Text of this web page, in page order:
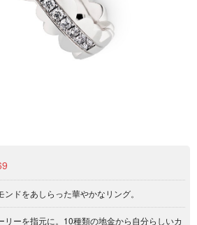
ドをあしらった華やかなリング。
リーを指元に。10種類の地金から自分らしいカ